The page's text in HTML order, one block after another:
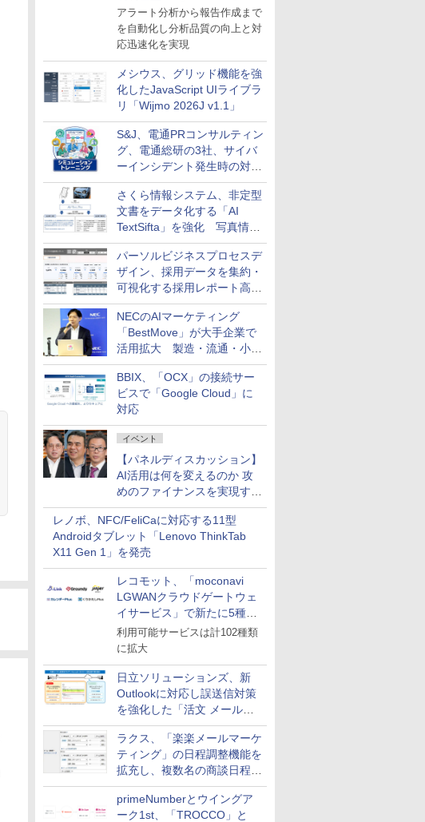
導入
アラート分析から報告作成まで
を自動化し分析品質の向上と対
応迅速化を実現
メシウス、グリッド機能を強
化したJavaScript UIライブラ
リ「Wijmo 2026J v1.1」
S&J、電通PRコンサルティン
グ、電通総研の3社、サイバ
ーインシデント発生時の対応
と危機管理広報を一体的に訓
練するプログラムを提供
さくら情報システム、非定型
文書をデータ化する「AI
TextSifta」を強化 写真情報
のデータ化などに対応
パーソルビジネスプロセスデ
ザイン、採用データを集約・
可視化する採用レポート高速
化サービスを提供
NECのAIマーケティング
「BestMove」が大手企業で
活用拡大 製造・流通・小売
企業・広告代理店などが実装
フェーズへ
BBIX、「OCX」の接続サー
ビスで「Google Cloud」に
対応
イベント
【パネルディスカッション】
AI活用は何を変えるのか 攻
めのファイナンスを実現する
業務設計とマインドセット変
革
レノボ、NFC/FeliCaに対応する11型
Androidタブレット「Lenovo ThinkTab
X11 Gen 1」を発売
レコモット、「moconavi
LGWANクラウドゲートウェ
イサービス」で新たに5種類
のサービスと連携開始
利用可能サービスは計102種類
に拡大
日立ソリューションズ、新
Outlookに対応し誤送信対策
を強化した「活文 メール誤
送信防止アドインサービス」
を提供
ラクス、「楽楽メールマーケ
ティング」の日程調整機能を
拡充し、複数名の商談日程調
整を効率化
primeNumberとウイングア
ーク1st、「TROCCO」と